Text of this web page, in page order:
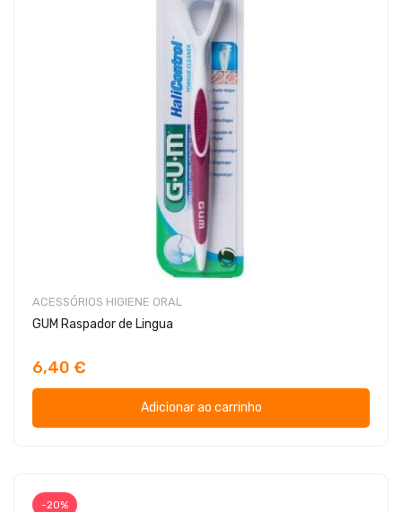
ACESSÓRIOS HIGIENE ORAL
GUM Raspador de Lingua
6,40 €
Adicionar ao carrinho
-20%